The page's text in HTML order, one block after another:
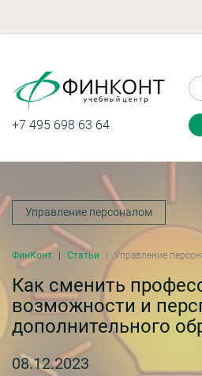
+7 495 698 63 64
Управление персоналом
ФинКонт Статьи Управление
Как сменить
возможности и
дополнительного
08.12.2023
звонок
Даю согласие на
данные и соглашаюсь
конфиденциальности
Заказать